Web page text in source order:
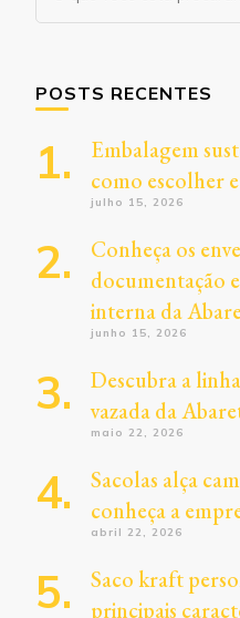
algo?
POSTS RECENTES
Embalagem
como escolher
julho 15, 2026
Conheça os
documentação
interna da
junho 15, 2026
Descubra a
vazada da
maio 22, 2026
Sacolas alça
conheça a
abril 22, 2026
Saco kraft
principais